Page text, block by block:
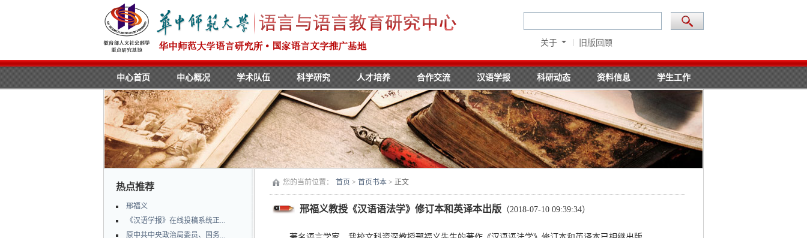
关于 旧版回顾
中心首页 中心概况 学术队伍 科学研究 人才培养 合作交流 汉语学报 科研动态 资料信息 学生工作
热点推荐
邢福义
《汉语学报》在线投稿系统正...
原中共中央政治局委员、国务...
您的当前位置： 首页 > 首页书本 > 正文
邢福义教授《汉语语法学》修订本和英译本出版（2018-07-10 09:39:34）